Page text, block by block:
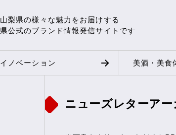
山梨県の様々な魅力をお届けする
県公式のブランド情報発信サイトです
イノベーション 美酒・美食
ニューズレターア